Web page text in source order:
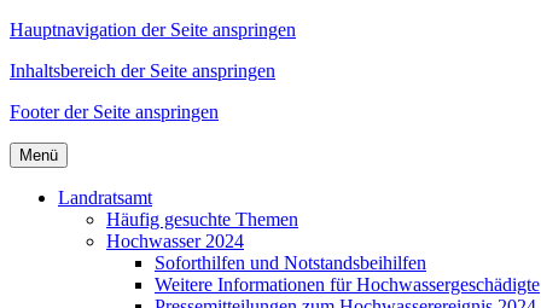
Hauptnavigation der Seite anspringen
Inhaltsbereich der Seite anspringen
Footer der Seite anspringen
Menü
Landratsamt
Häufig gesuchte Themen
Hochwasser 2024
Soforthilfen und Notstandsbeihilfen
Weitere Informationen für Hochwassergeschädigte